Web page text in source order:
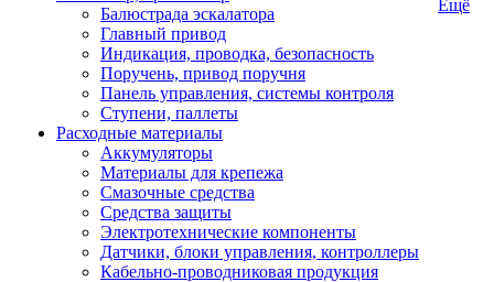
Балюстрада эскалатора
Главный привод
Индикация, проводка, безопасность
Поручень, привод поручня
Панель управления, системы контроля
Ступени, паллеты
Расходные материалы
Аккумуляторы
Материалы для крепежа
Смазочные средства
Средства защиты
Электротехнические компоненты
Датчики, блоки управления, контроллеры
Кабельно-проводниковая продукция
Ещё